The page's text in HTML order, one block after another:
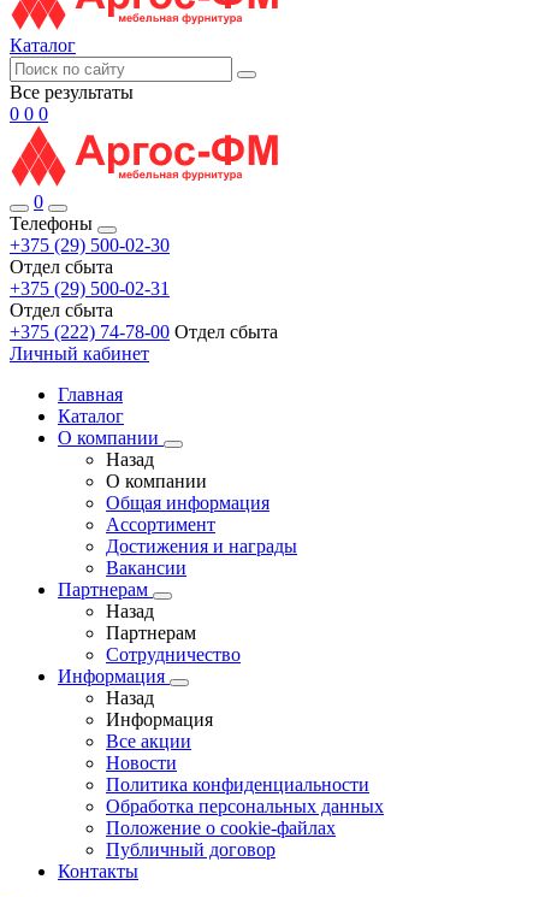
Каталог
Все результаты
0 0 0
0
Телефоны
+375 (29) 500-02-30
Отдел сбыта
+375 (29) 500-02-31
Отдел сбыта
+375 (222) 74-78-00 Отдел сбыта
Личный кабинет
Главная
Каталог
О компании
Назад
О компании
Общая информация
Ассортимент
Достижения и награды
Вакансии
Партнерам
Назад
Партнерам
Сотрудничество
Информация
Назад
Информация
Все акции
Новости
Политика конфиденциальности
Обработка персональных данных
Положение о cookie-файлах
Публичный договор
Контакты